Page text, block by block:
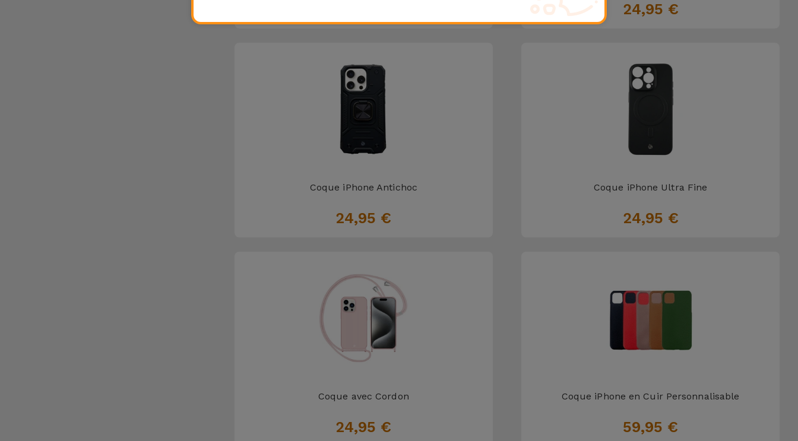
24,95 €
Coque iPhone Antichoc
24,95 €
Coque iPhone Ultra Fine
24,95 €
Coque avec Cordon
24,95 €
Coque iPhone en Cuir Personnalisable
59,95 €